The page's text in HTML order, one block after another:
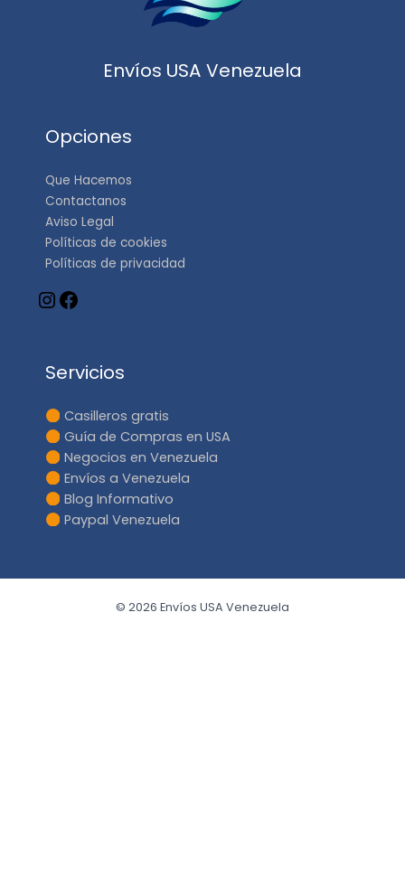
Envíos USA Venezuela
Opciones
Que Hacemos
Contactanos
Aviso Legal
Políticas de cookies
Políticas de privacidad
Servicios
Casilleros gratis
Guía de Compras en USA
Negocios en Venezuela
Envíos a Venezuela
Blog Informativo
Paypal Venezuela
© 2026 Envíos USA Venezuela